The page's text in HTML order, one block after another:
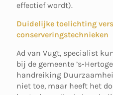
effectief wordt).
Duidelijke toelichting
conserveringstechnieken
Ad van Vugt, specialist
bij de gemeente ’s-
handreiking
niet toe, maar heeft het